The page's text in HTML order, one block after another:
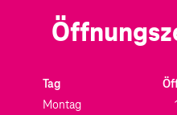
Tag
Montag